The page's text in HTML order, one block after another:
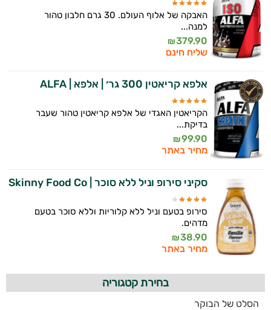
האבקה של אלוף העולם. 30 גרם חלבון טהור
למנה...
379.90
₪
שליח חינם
אלפא קריאטין 300 גר׳ | אלפא | ALFA
הקריאטין האגדי של אלפא קריאטין טהור שעבר
בדיקת...
99.90
₪
מחיר באתר
סקיני סירופ וניל ללא סוכר | Skinny Food Co
סירופ בטעם וניל ללא קלוריות וללא סוכר בטעם
מדהים.
38.90
₪
מחיר באתר
בחירת קטגוריה
הסלט של הבוקר